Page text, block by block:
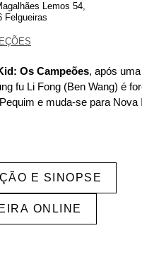
Lemos 54,
Felgueiras
Os Campeões, após
fu Li Fong (Ben Wang) é
e muda-se para Nova
E SINOPSE
ONLINE